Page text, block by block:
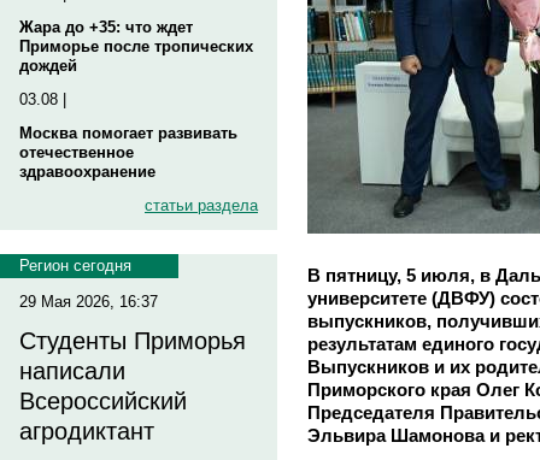
Жара до +35: что ждет
Приморье после тропических
дождей
03.08 |
Москва помогает развивать
отечественное
здравоохранение
статьи раздела
Регион сегодня
29 Мая 2026, 16:37
Студенты Приморья
написали
Всероссийский
агродиктант
В пятницу, 5 июля, в
университете (ДВФУ)
выпускников,
результатам единого
Выпускников и их
Приморского края Олег
Председателя
Эльвира Шамонова и